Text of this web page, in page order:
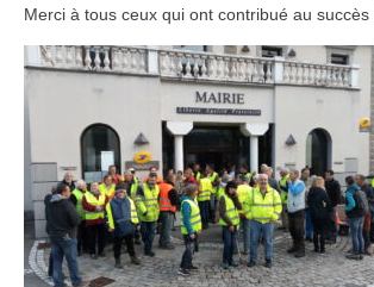
Merci à tous ceux qui ont contribué au succès